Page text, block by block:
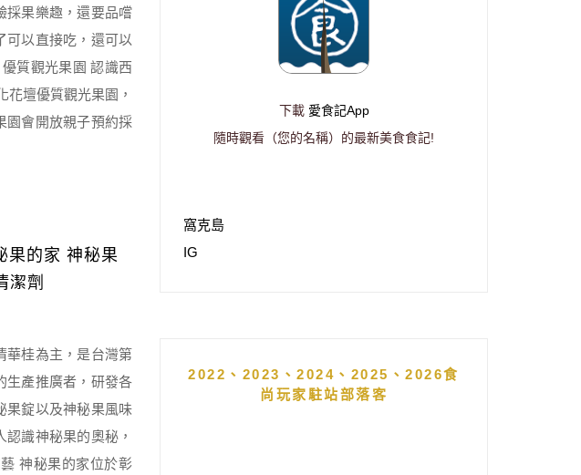
採果樂趣，還要品嚐
可以直接吃，還可以
質觀光果園 認識西
花壇優質觀光果園，
園會開放親子預約採
果的家 神秘果
潔劑
華桂為主，是台灣第
生產推廣者，研發各
果錠以及神秘果風味
識神秘果的奧秘，
神秘果的家位於彰
下載 愛食記App
隨時觀看（您的名稱）的最新美食食記!
窩克島
IG
2022、2023、2024、2025、2026食
尚玩家駐站部落客